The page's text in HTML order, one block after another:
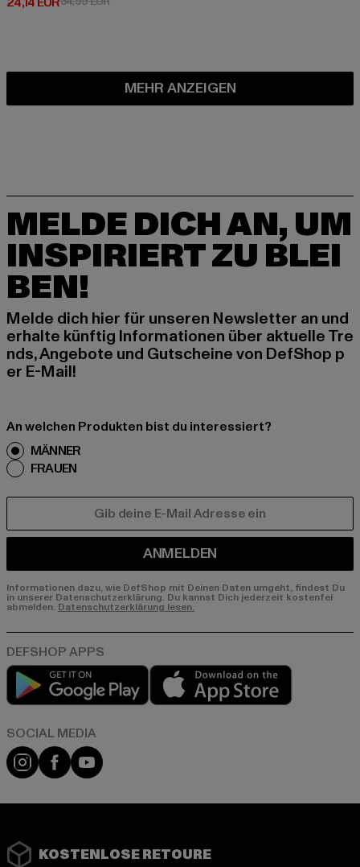
MEHR ANZEIGEN
MELDE DICH AN, UM
INSPIRIERT ZU BLEI
BEN!
Melde dich hier für unseren Newsletter an und
erhalte künftig Informationen über aktuelle Tre
nds, Angebote und Gutscheine von DefShop p
er E-Mail!
An welchen Produkten bist du interessiert?
MÄNNER
FRAUEN
ANMELDEN
Informationen dazu, wie DefShop mit Deinen Daten umgeht, findest Du
in unserer Datenschutzerklärung. Du kannst Dich jederzeit kostenfei
abmelden. Datenschutzerklärung lesen.
Play market
App store
Instagram
FacebookYouTube
KOSTENLOSE RETOURE